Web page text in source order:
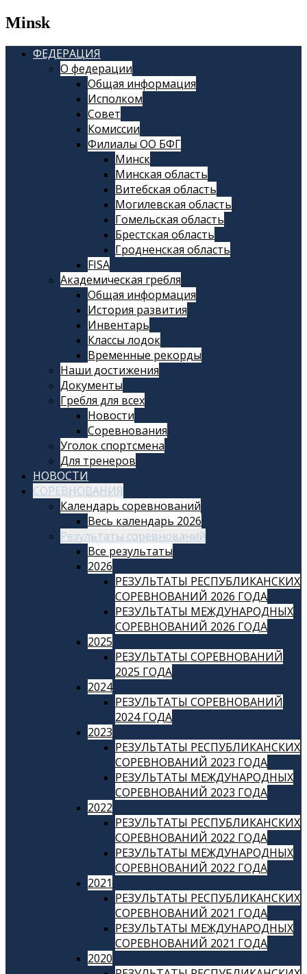
Minsk
ФЕДЕРАЦИЯ
О федерации
Общая информация
Исполком
Совет
Комиссии
Филиалы ОО БФГ
Минск
Минская область
Витебская область
Могилевская область
Гомельская область
Брестская область
Гродненская область
FISA
Академическая гребля
Общая информация
История развития
Инвентарь
Классы лодок
Временные рекорды
Наши достижения
Документы
Гребля для всех
Новости
Соревнования
Уголок спортсмена
Для тренеров
НОВОСТИ
СОРЕВНОВАНИЯ
Календарь соревнований
Весь календарь 2026
Результаты соревнований
Все результаты
2026
РЕЗУЛЬТАТЫ РЕСПУБЛИКАНСКИХ
СОРЕВНОВАНИЙ 2026 ГОДА
РЕЗУЛЬТАТЫ МЕЖДУНАРОДНЫХ
СОРЕВНОВАНИЙ 2026 ГОДА
2025
РЕЗУЛЬТАТЫ СОРЕВНОВАНИЙ
2025 ГОДА
2024
РЕЗУЛЬТАТЫ СОРЕВНОВАНИЙ
2024 ГОДА
2023
РЕЗУЛЬТАТЫ РЕСПУБЛИКАНСКИХ
СОРЕВНОВАНИЙ 2023 ГОДА
РЕЗУЛЬТАТЫ МЕЖДУНАРОДНЫХ
СОРЕВНОВАНИЙ 2023 ГОДА
2022
РЕЗУЛЬТАТЫ РЕСПУБЛИКАНСКИХ
СОРЕВНОВАНИЙ 2022 ГОДА
РЕЗУЛЬТАТЫ МЕЖДУНАРОДНЫХ
СОРЕВНОВАНИЙ 2022 ГОДА
2021
РЕЗУЛЬТАТЫ РЕСПУБЛИКАНСКИХ
СОРЕВНОВАНИЙ 2021 ГОДА
РЕЗУЛЬТАТЫ МЕЖДУНАРОДНЫХ
СОРЕВНОВАНИЙ 2021 ГОДА
2020